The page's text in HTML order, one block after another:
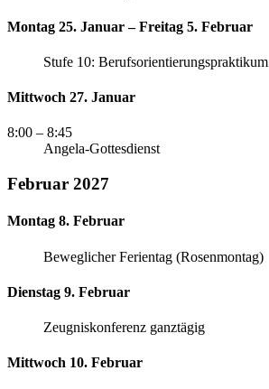
Montag 25. Januar – Freitag 5. Februar
Stufe 10: Berufsorientierungspraktikum
Mittwoch 27. Januar
8:00 – 8:45
Angela-Gottesdienst
Februar 2027
Montag 8. Februar
Beweglicher Ferientag (Rosenmontag)
Dienstag 9. Februar
Zeugniskonferenz ganztägig
Mittwoch 10. Februar